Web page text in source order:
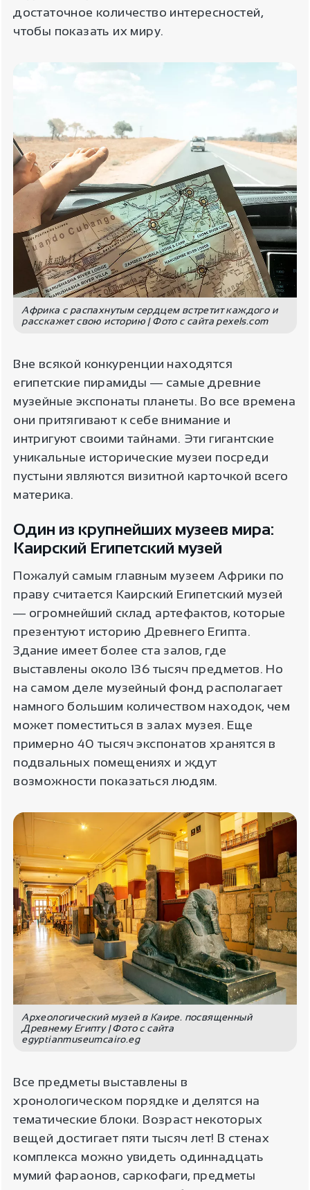
достаточное количество интересностей,
чтобы показать их миру.
Африка c распахнутым сердцем встретит каждого и
расскажет свою историю | Фото с сайта pexels.com
Вне всякой конкуренции находятся
египетские пирамиды ― самые древние
музейные экспонаты планеты. Во все времена
они притягивают к себе внимание и
интригуют своими тайнами. Эти гигантские
уникальные исторические музеи посреди
пустыни являются визитной карточкой всего
материка.
Один из крупнейших музеев мира:
Каирский Египетский музей
Пожалуй самым главным музеем Африки по
праву считается Каирский Египетский музей
― огромнейший склад артефактов, которые
презентуют историю Древнего Египта.
Здание имеет более ста залов, где
выставлены около 136 тысяч предметов. Но
на самом деле музейный фонд располагает
намного большим количеством находок, чем
может поместиться в залах музея. Еще
примерно 40 тысяч экспонатов хранятся в
подвальных помещениях и ждут
возможности показаться людям.
Археологический музей в Каире. посвященный
Древнему Египту | Фото с сайта
egyptianmuseumcairo.eg
Все предметы выставлены в
хронологическом порядке и делятся на
тематические блоки. Возраст некоторых
вещей достигает пяти тысяч лет! В стенах
комплекса можно увидеть одиннадцать
мумий фараонов, саркофаги, предметы